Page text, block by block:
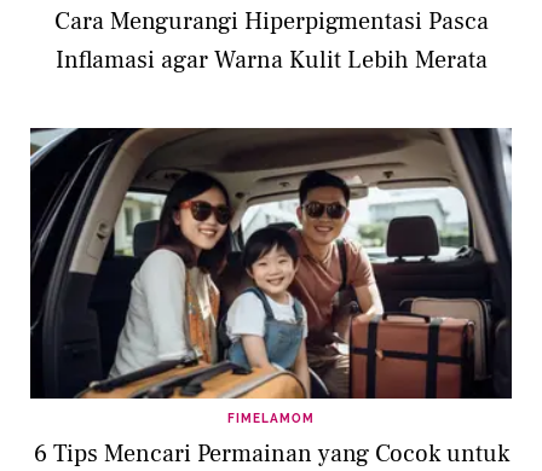
Cara Mengurangi Hiperpigmentasi Pasca
Inflamasi agar Warna Kulit Lebih Merata
FIMELAMOM
6 Tips Mencari Permainan yang Cocok untuk